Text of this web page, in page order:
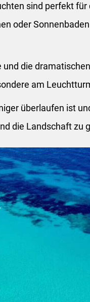
sind perfekt für
oder
und die
am
überlaufen ist
die Landschaft zu